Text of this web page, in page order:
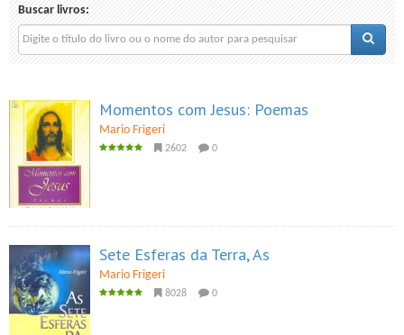
Buscar livros:
Momentos com Jesus: Poemas
Mario Frigeri
2602 0
Sete Esferas da Terra, As
Mario Frigeri
8028 0